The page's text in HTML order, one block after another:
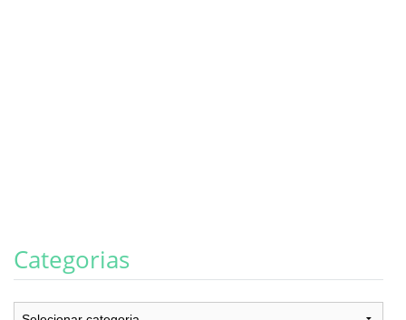
Categorias
Categorias